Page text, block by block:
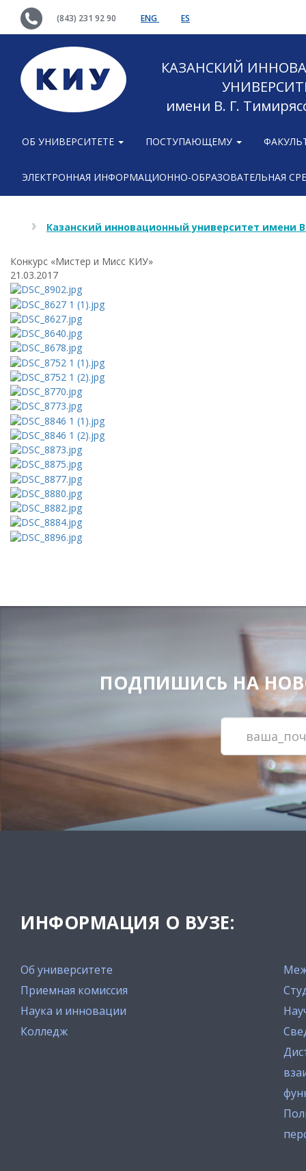
(843) 231 92 90 ENG ES
КАЗАНСКИЙ
имени В. Г.
ОБ УНИВЕРСИТЕТЕ ПОСТУПАЮЩЕМУ
ЭЛЕКТРОННАЯ ИНФОРМАЦИОННО-ОБРАЗОВАТЕЛЬНАЯ
Казанский инновационный университет имени
Конкурс «Мистер и Мисс КИУ»
21.03.2017
ПОДПИШИСЬ НА
ИНФОРМАЦИЯ О ВУЗЕ:
Об университете
Приемная комиссия
Наука и инновации
Колледж